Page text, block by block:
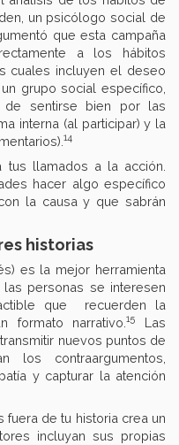
un psicólogo social de
que esta campaña
a los hábitos
cuales incluyen el deseo
grupo social específico,
sentirse bien por las
interna (al participar) y la
14
tus llamados a la acción.
hacer algo específico
la causa y que sabrán
historias
es la mejor herramienta
personas se interesen
que recuerden la
formato narrativo.15
Las
nuevos puntos de
los contraargumentos,
y capturar la atención
de tu historia crea un
incluyan sus propias